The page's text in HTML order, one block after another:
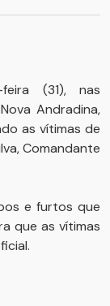
(31), nas
Andradina,
as vítimas de
Comandante
e furtos que
que as vítimas